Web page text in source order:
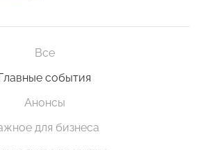
Все
события
Анонсы
для бизнеса